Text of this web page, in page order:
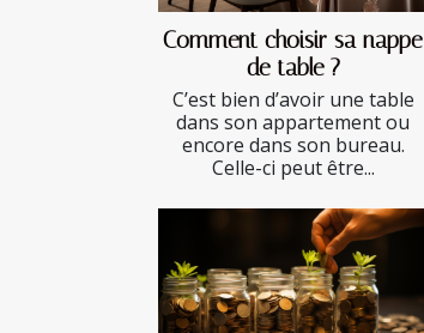
Comment choisir sa nappe
de table ?
C’est bien d’avoir une table
dans son appartement ou
encore dans son bureau.
Celle-ci peut être...